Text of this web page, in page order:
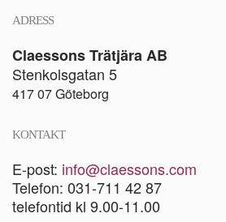
ADRESS
Claessons Trätjära AB
Stenkolsgatan 5
417 07 Göteborg
KONTAKT
E-post: info@claessons.com
Telefon: 031-711 42 87
telefontid kl 9.00-11.00